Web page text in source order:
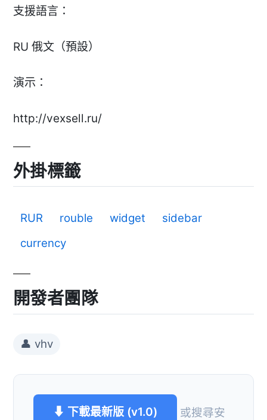
支援語言：
RU 俄文（預設）
演示：
http://vexsell.ru/
外掛標籤
RUR rouble widget
sidebar
currency
開發者團隊
👤 vhv
⬇ 下載最新版 (v1.0)
或搜尋安